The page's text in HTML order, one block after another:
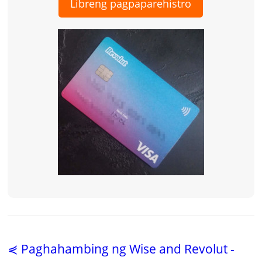
Libreng pagpaparehistro
⋞ Paghahambing ng Wise and Revolut -